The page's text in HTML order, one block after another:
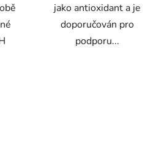
jako antioxidant a je
doporučován pro
podporu...